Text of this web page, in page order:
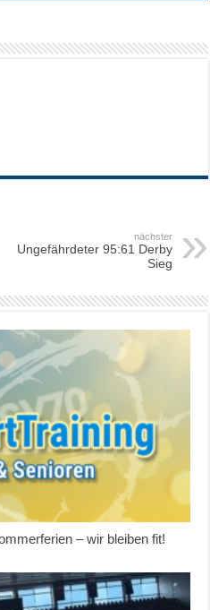
nächster
Ungefährdeter 95:61 Derby
Sieg
– wir bleiben fit!